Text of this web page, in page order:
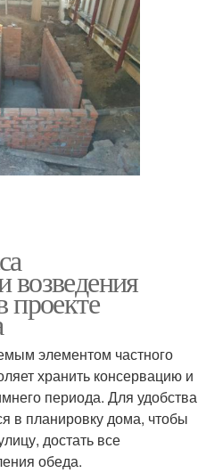
возведения
проекте
элементом частного
хранить консервацию и
периода. Для удобства
в планировку дома, чтобы
достать все
обеда.